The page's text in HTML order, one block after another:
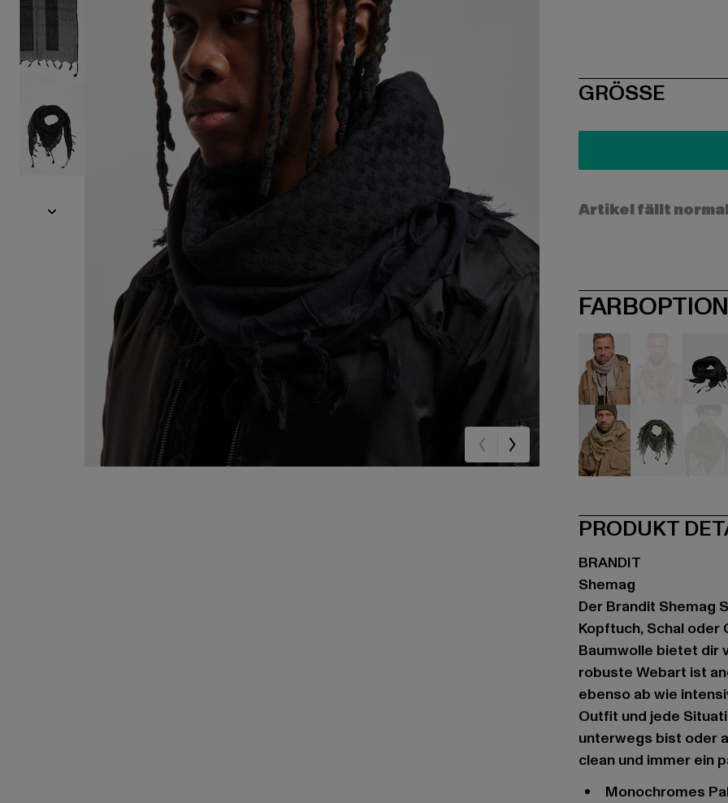
SIZE
GRÖSSE
Artikel fällt
beige
PRODUKT
BRANDIT
Shemag
Der Brandit Shemag
Kopftuch, Schal oder
Baumwolle bietet dir
robuste Webart ist
ebenso ab wie
Outfit und jede
unterwegs bist oder
clean und immer ein
monochromes